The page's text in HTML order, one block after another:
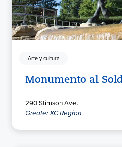
Arte y cultura
Monumento al
290 Stimson Ave.
Greater KC Region